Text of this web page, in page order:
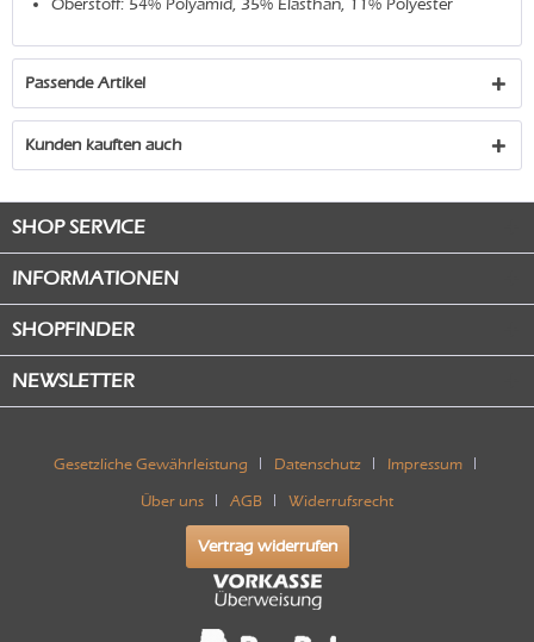
Oberstoff: 54% Polyamid, 35% Elasthan, 11% Polyester
Passende Artikel
Kunden kauften auch
SHOP SERVICE
INFORMATIONEN
SHOPFINDER
NEWSLETTER
Gesetzliche Gewährleistung Datenschutz Impressum
Über uns AGB Widerrufsrecht
Vertrag widerrufen